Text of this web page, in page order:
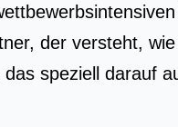
der versteht,
speziell darauf